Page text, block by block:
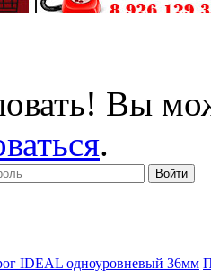
Вы
.
IDEAL одноуровневый 36мм